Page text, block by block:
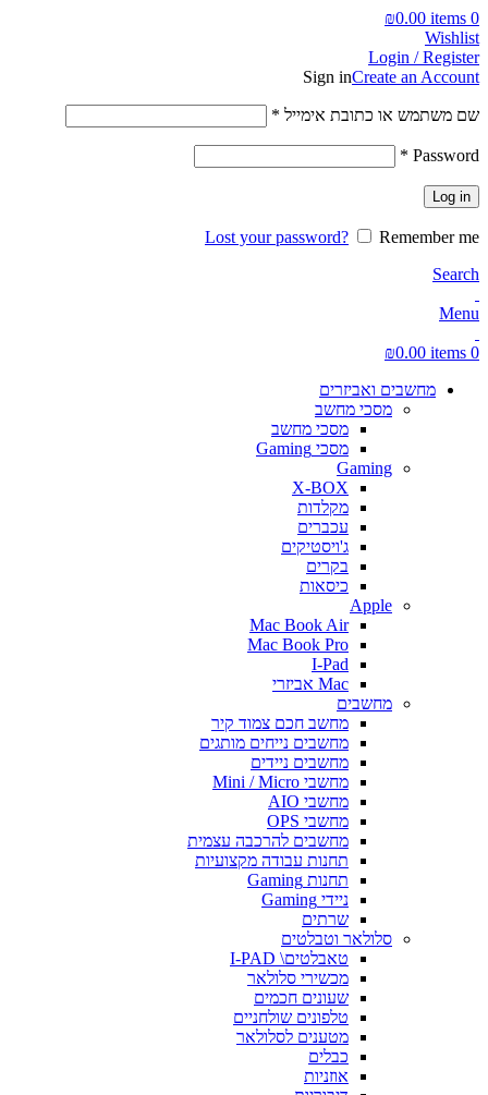
0
items
₪0.00
Wishlist
Login / Register
Sign inCreate an Account
שם משתמש או כתובת אימייל *
Password
*
Log in
Lost your password?
Remember me
Search
Menu
0
items
₪0.00
מחשבים ואביזרים
מסכי מחשב
מסכי מחשב
מסכי Gaming
Gaming
X-BOX
מקלדות
עכברים
ג'ויסטיקים
בקרים
כיסאות
Apple
Mac Book Air
Mac Book Pro
I-Pad
Mac אביזרי
מחשבים
מחשב חכם צמוד קיר
מחשבים נייחים מותגים
מחשבים ניידים
מחשבי Mini / Micro
מחשבי AIO
מחשבי OPS
מחשבים להרכבה עצמית
תחנות עבודה מקצועיות
תחנות Gaming
ניידי Gaming
שרתים
סלולאר וטבלטים
טאבלטים\ I-PAD
מכשירי סלולאר
שעונים חכמים
טלפונים שולחניים
מטענים לסלולאר
כבלים
אוזניות